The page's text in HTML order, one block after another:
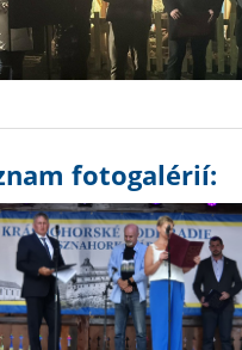
fotogalérií: